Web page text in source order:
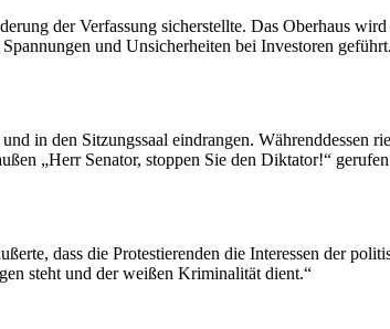
der Verfassung sicherstellte. Das Oberhaus
und Unsicherheiten bei Investoren geführt.
in den Sitzungssaal eindrangen. Währenddessen
„Herr Senator, stoppen Sie den Diktator!“
dass die Protestierenden die Interessen der
steht und der weißen Kriminalität dient.“